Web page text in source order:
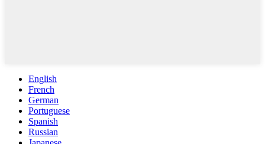
English
French
German
Portuguese
Spanish
Russian